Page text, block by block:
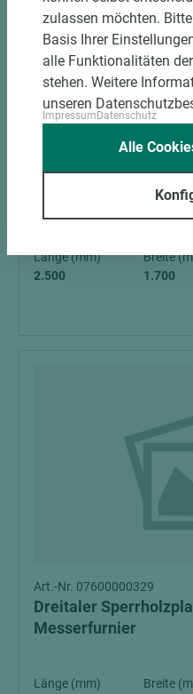
Länge (mm)
2.500
Breite
1.700
Art.-Nr. 07600000329
Dreitaler
Messerfurnier
Länge (mm)
Breite
zulassen möchten.
Basis Ihrer
alle Funktionalitäten
stehen. Weitere
unseren
ImpressumDatenschutz
Alle